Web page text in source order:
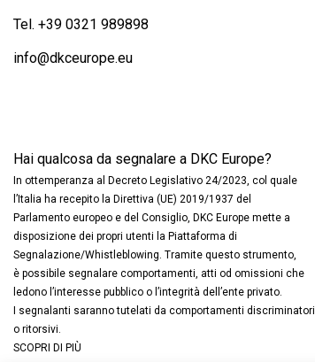
Tel. +39 0321 989898
info@dkceurope.eu
Hai qualcosa da segnalare a DKC Europe?
In ottemperanza al Decreto Legislativo 24/2023, col quale
l’Italia ha recepito la Direttiva (UE) 2019/1937 del
Parlamento europeo e del Consiglio, DKC Europe mette a
disposizione dei propri utenti la Piattaforma di
Segnalazione/Whistleblowing. Tramite questo strumento,
è possibile segnalare comportamenti, atti od omissioni che
ledono l’interesse pubblico o l’integrità dell’ente privato.
I segnalanti saranno tutelati da comportamenti discriminatori
o ritorsivi.
SCOPRI DI PIÙ